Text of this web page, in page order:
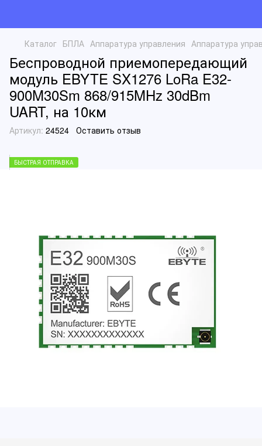
Каталог БПЛА Аппаратура управления Аппаратура
Беспроводной приемопередающий
модуль EBYTE SX1276 LoRa E32-
900M30Sm 868/915MHz 30dBm
UART, на 10км
Артикул: 24524 Оставить отзыв
БЫСТРАЯ ОТПРАВКА